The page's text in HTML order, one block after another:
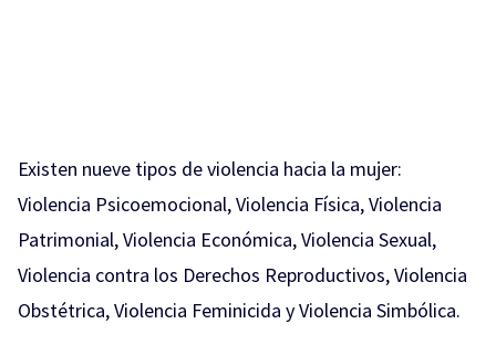
Existen nueve tipos de violencia hacia la mujer:
Violencia Psicoemocional, Violencia Física, Violencia
Patrimonial, Violencia Económica, Violencia Sexual,
Violencia contra los Derechos Reproductivos, Violencia
Obstétrica, Violencia Feminicida y Violencia Simbólica.